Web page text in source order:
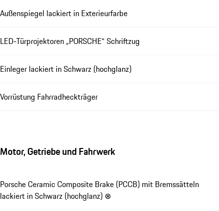
Außenspiegel lackiert in Exterieurfarbe
LED-Türprojektoren „PORSCHE“ Schriftzug
Einleger lackiert in Schwarz (hochglanz)
Vorrüstung Fahrradheckträger
Motor, Getriebe und Fahrwerk
Porsche Ceramic Composite Brake (PCCB) mit Bremssätteln
lackiert in Schwarz (hochglanz) ⊗